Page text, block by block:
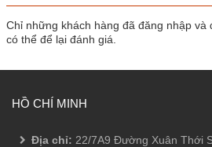
Chỉ những khách hàng đã đăng nhập và
có thể để lại đánh giá.
HỒ CHÍ MINH
Địa chỉ: 22/7A9 Đường Xuân Thới